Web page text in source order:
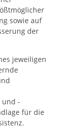
sowie auf
der
jeweiligen
-
für die